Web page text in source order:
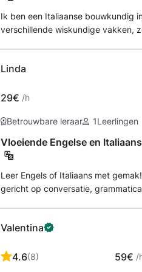
Ik ben een Italiaanse bouwkundig
verschillende wiskundige vakken,
Mijn moedertaal is Italiaans, dus ik
Linda
29€ /h
Betrouwbare leraar 1Leerlingen
Vloeiende Engelse en
Leer Engels of Italiaans met
gericht op conversatie,
Valentina
4.6(8) 59€ /